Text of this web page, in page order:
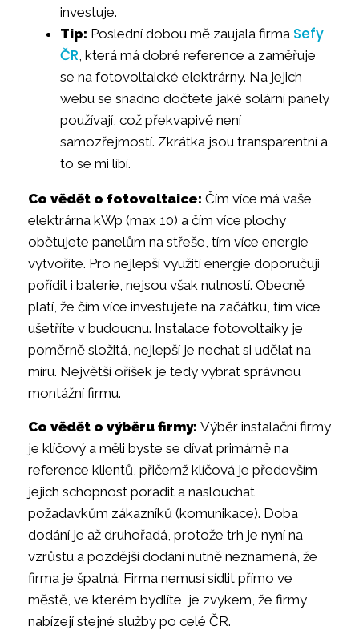
investuje.
Tip: Poslední dobou mě zaujala firma Sefy
ČR, která má dobré reference a zaměřuje
se na fotovoltaické elektrárny. Na jejich
webu se snadno dočtete jaké solární panely
používají, což překvapivě není
samozřejmostí. Zkrátka jsou transparentní a
to se mi líbí.
Co vědět o fotovoltaice: Čím více má vaše
elektrárna kWp (max 10) a čím více plochy
obětujete panelům na střeše, tím více energie
vytvoříte. Pro nejlepší využití energie doporučuji
pořídit i baterie, nejsou však nutností. Obecně
platí, že čím více investujete na začátku, tím více
ušetříte v budoucnu. Instalace fotovoltaiky je
poměrně složitá, nejlepší je nechat si udělat na
míru. Největší oříšek je tedy vybrat správnou
montážní firmu.
Co vědět o výběru firmy: Výběr instalační firmy
je klíčový a měli byste se dívat primárně na
reference klientů, přičemž klíčová je především
jejich schopnost poradit a naslouchat
požadavkům zákazníků (komunikace). Doba
dodání je až druhořadá, protože trh je nyní na
vzrůstu a pozdější dodání nutně neznamená, že
firma je špatná. Firma nemusí sídlit přímo ve
městě, ve kterém bydlíte, je zvykem, že firmy
nabízejí stejné služby po celé ČR.